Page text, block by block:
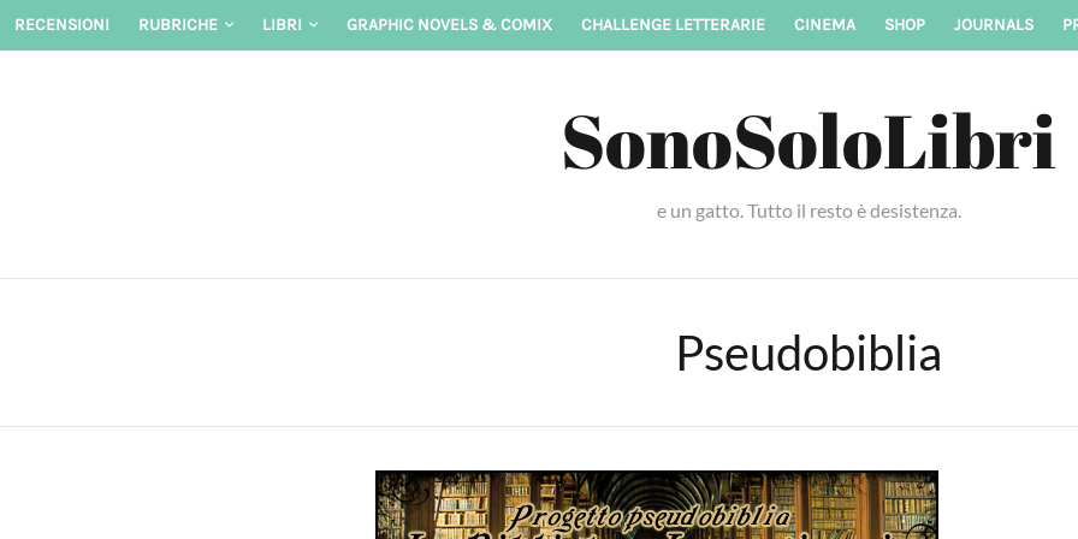
Skip
RECENSIONI RUBRICHE LIBRI GRAPHIC NOVELS & COMIX CHALLENGE LETTERARIE CINEMA SHOP JOURNALS
SonoSoloLibri
e un gatto. Tutto il resto è desistenza.
Pseudobiblia